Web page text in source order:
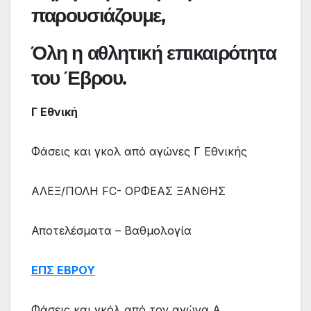
παρουσιάζουμε,
Όλη η αθλητική επικαιρότητα
του Έβρου.
Γ Εθνική
Φάσεις και γκολ από αγώνες Γ Εθνικής
ΑΛΕΞ/ΠΟΛΗ FC- ΟΡΦΕΑΣ ΞΑΝΘΗΣ
Αποτελέσματα – Βαθμολογία
ΕΠΣ ΕΒΡΟΥ